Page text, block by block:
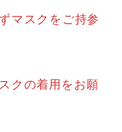
マスクをご持参
クの着用をお願